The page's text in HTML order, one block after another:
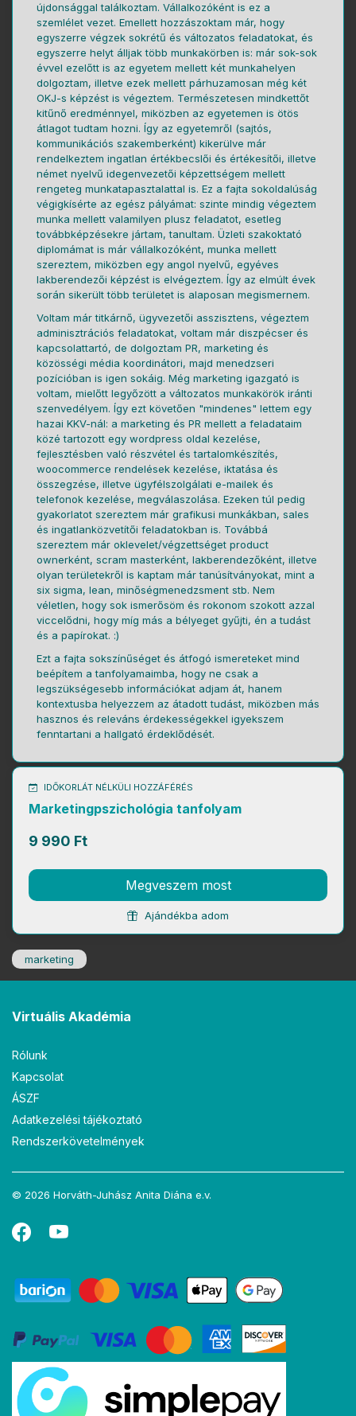
újdonsággal találkoztam. Vállalkozóként is ez a
szemlélet vezet. Emellett hozzászoktam már, hogy
egyszerre végzek sokrétű és változatos feladatokat, és
egyszerre helyt álljak több munkakörben is: már sok-sok
évvel ezelőtt is az egyetem mellett két munkahelyen
dolgoztam, illetve ezek mellett párhuzamosan még két
OKJ-s képzést is végeztem. Természetesen mindkettőt
kitűnő eredménnyel, miközben az egyetemen is ötös
átlagot tudtam hozni. Így az egyetemről (sajtós,
kommunikációs szakemberként) kikerülve már
rendelkeztem ingatlan értékbecslői és értékesítői, illetve
német nyelvű idegenvezetői képzettségem mellett
rengeteg munkatapasztalattal is. Ez a fajta sokoldalúság
végigkísérte az egész pályámat: szinte mindig végeztem
munka mellett valamilyen plusz feladatot, esetleg
továbbképzésekre jártam, tanultam. Üzleti szakoktató
diplomámat is már vállalkozóként, munka mellett
szereztem, miközben egy angol nyelvű, egyéves
lakberendezői képzést is elvégeztem. Így az elmúlt évek
során sikerült több területet is alaposan megismernem.
Voltam már titkárnő, ügyvezetői asszisztens, végeztem
adminisztrációs feladatokat, voltam már diszpécser és
kapcsolattartó, de dolgoztam PR, marketing és
közösségi média koordinátori, majd menedzseri
pozícióban is igen sokáig. Még marketing igazgató is
voltam, mielőtt legyőzött a változatos munkakörök iránti
szenvedélyem. Így ezt követően "mindenes" lettem egy
hazai KKV-nál: a marketing és PR mellett a feladataim
közé tartozott egy wordpress oldal kezelése,
fejlesztésben való részvétel és tartalomkészítés,
woocommerce rendelések kezelése, iktatása és
összegzése, illetve ügyfélszolgálati e-mailek és
telefonok kezelése, megválaszolása. Ezeken túl pedig
gyakorlatot szereztem már grafikusi munkákban, sales
és ingatlanközvetítői feladatokban is. Továbbá
szereztem már oklevelet/végzettséget product
ownerként, scram masterként, lakberendezőként, illetve
olyan területekről is kaptam már tanúsítványokat, mint a
six sigma, lean, minőségmenedzsment stb. Nem
véletlen, hogy sok ismerősöm és rokonom szokott azzal
viccelődni, hogy míg más a bélyeget gyűjti, én a tudást
és a papírokat. :)
Ezt a fajta sokszínűséget és átfogó ismereteket mind
beépítem a tanfolyamaimba, hogy ne csak a
legszükségesebb információkat adjam át, hanem
kontextusba helyezzem az átadott tudást, miközben más
hasznos és releváns érdekességekkel igyekszem
fenntartani a hallgató érdeklődését.
IDŐKORLÁT NÉLKÜLI HOZZÁFÉRÉS
Marketingpszichológia tanfolyam
9 990 Ft
Megveszem most
Ajándékba adom
marketing
Virtuális Akadémia
Rólunk
Kapcsolat
ÁSZF
Adatkezelési tájékoztató
Rendszerkövetelmények
© 2026 Horváth-Juhász Anita Diána e.v.